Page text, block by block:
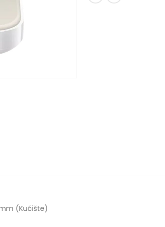
(Kućište)